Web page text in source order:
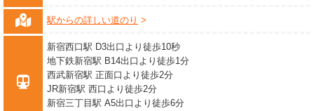
駅からの詳しい道のり
新宿西口駅 D3出口より徒歩10秒
地下鉄新宿駅 B14出口より徒歩1分
西武新宿駅 正面口より徒歩2分
JR新宿駅 西口より徒歩2分
新宿三丁目駅 A5出口より徒歩6分